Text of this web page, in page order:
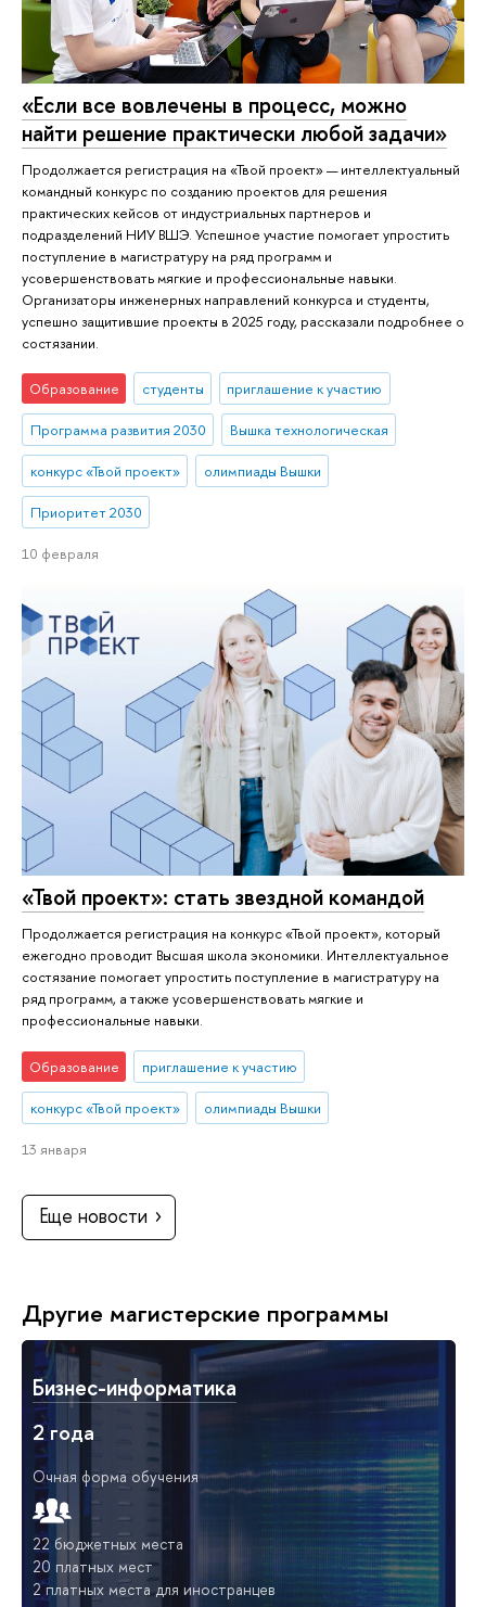
«Если все вовлечены в процесс, можно
найти решение практически любой задачи»
Продолжается регистрация на «Твой проект» — интеллектуальный
командный конкурс по созданию проектов для решения
практических кейсов от индустриальных партнеров и
подразделений НИУ ВШЭ. Успешное участие помогает упростить
поступление в магистратуру на ряд программ и
усовершенствовать мягкие и профессиональные навыки.
Организаторы инженерных направлений конкурса и студенты,
успешно защитившие проекты в 2025 году, рассказали подробнее о
состязании.
Образование студенты приглашение к участию
Программа развития 2030 Вышка технологическая
конкурс «Твой проект» олимпиады Вышки
Приоритет 2030
10 февраля
«Твой проект»: стать звездной командой
Продолжается регистрация на конкурс «Твой проект», который
ежегодно проводит Высшая школа экономики. Интеллектуальное
состязание помогает упростить поступление в магистратуру на
ряд программ, а также усовершенствовать мягкие и
профессиональные навыки.
Образование приглашение к участию
конкурс «Твой проект» олимпиады Вышки
13 января
Еще новости
Другие магистерские программы
Бизнес-информатика
2 года
Очная форма обучения
22 бюджетных места
20 платных мест
2 платных места для иностранцев